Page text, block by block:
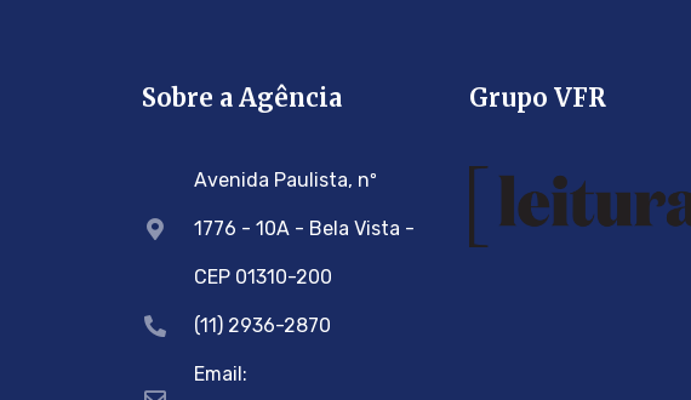
Sobre a Agência
Avenida Paulista, nº
1776 - 10A - Bela Vista -
CEP 01310-200
(11) 2936-2870
Email:
Grupo VFR